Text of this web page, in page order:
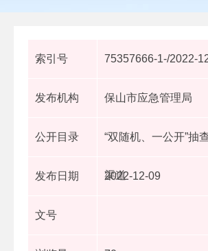
索引号 75357666-1-/2022-
发布机构 保山市应急管理局
公开目录 “双随机、一公开”抽
渠道
发布日期 2022-12-09
文号